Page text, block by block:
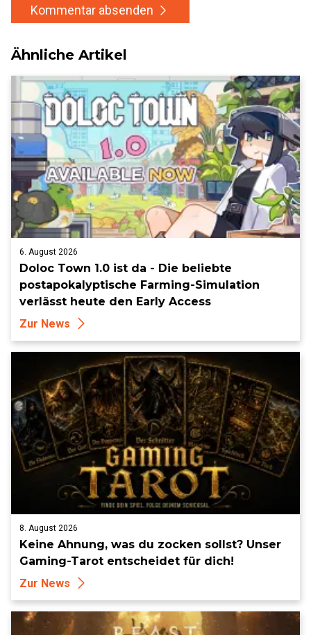
Kommentar absenden
Ähnliche Artikel
6. August 2026
Doloc Town 1.0 ist da - Die beliebte
postapokalyptische Farming-Simulation
verlässt heute den Early Access
Zur News
8. August 2026
Keine Ahnung, was du zocken sollst? Unser
Gaming-Tarot entscheidet für dich!
Zur News